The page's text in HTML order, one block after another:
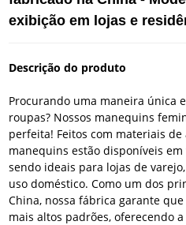
exibição em lojas e
Descrição do produto
Procurando uma maneira única
roupas? Nossos manequins
perfeita! Feitos com materiais
manequins estão disponíveis
sendo ideais para lojas de
uso doméstico. Como um dos
China, nossa fábrica garante
mais altos padrões, oferecendo